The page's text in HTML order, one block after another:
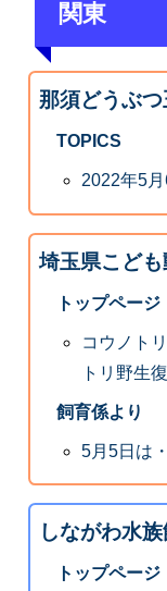
関東
那須どうぶつ
TOPICS
2022年5
埼玉県こど
トップページ
コウノト
トリ野生
飼育係より
5月5日は
しながわ水
トップページ